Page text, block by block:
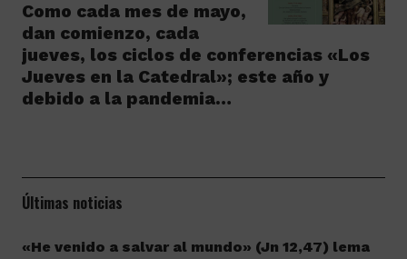
Como cada mes de mayo,
dan comienzo, cada
jueves, los ciclos de conferencias «Los
Jueves en la Catedral»; este año y
debido a la pandemia…
Últimas noticias
«He venido a salvar al mundo» (Jn 12,47) lema